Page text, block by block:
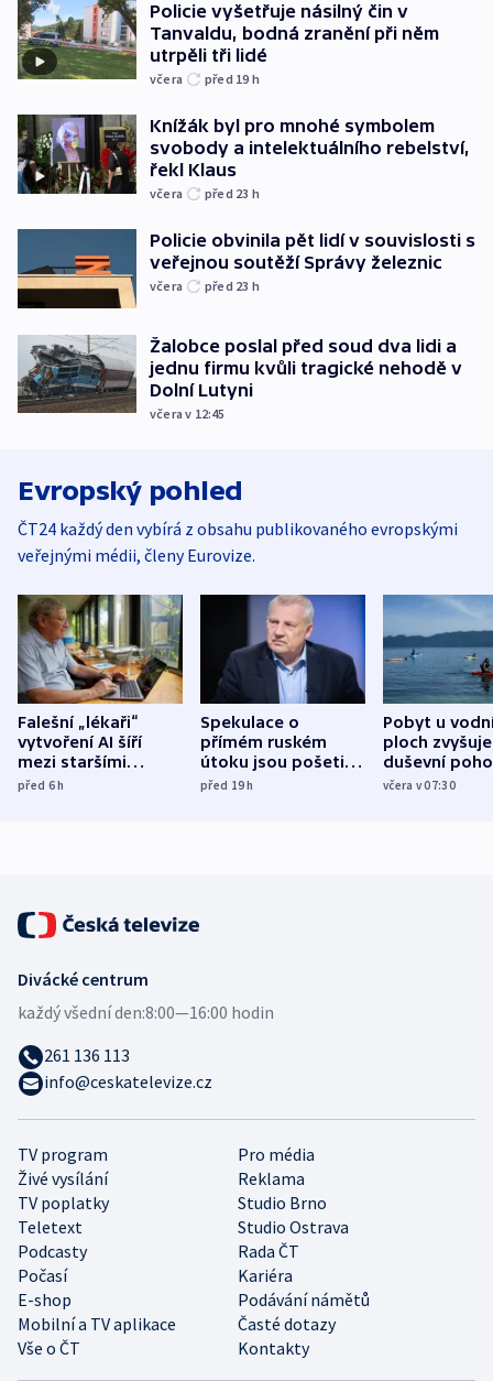
Policie vyšetřuje násilný čin v
Tanvaldu, bodná zranění při něm
utrpěli tři lidé
včera před 19 h
Knížák byl pro mnohé symbolem
svobody a intelektuálního rebelství,
řekl Klaus
včera před 23 h
Policie obvinila pět lidí v souvislosti s
veřejnou soutěží Správy železnic
včera před 23 h
Žalobce poslal před soud dva lidi a
jednu firmu kvůli tragické nehodě v
Dolní Lutyni
včera v 12:45
Evropský pohled
ČT24 každý den vybírá z obsahu publikovaného evropskými
veřejnými médii, členy Eurovize.
Falešní „lékaři“
vytvoření AI šíří
mezi staršími
Poláky nebezpečné
před 6h
Spekulace o
přímém ruském
útoku jsou pošetilé,
míní estonský
před 19h
Pobyt u
ploch zvyšuje
duševní
ukázala
včera v 07:30
TV program
Pro média
Živé vysílání
Reklama
TV poplatky
Studio Brno
Teletext
Studio Ostrava
Podcasty
Rada ČT
Počasí
Kariéra
E-shop
Podávání námětů
Mobilní a TV aplikace
Časté dotazy
Vše o ČT
Kontakty
Divácké centrum
každý všední den:8:00—16:00 hodin
261 136 113
info@ceskatelevize.cz